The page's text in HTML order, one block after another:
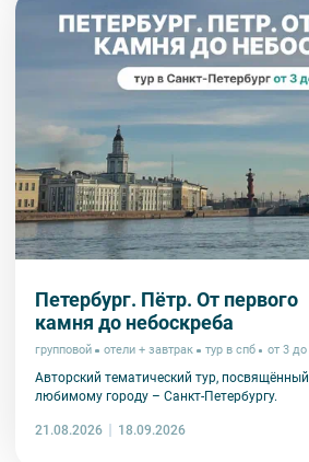
Петербург. Пётр. От первого
камня до небоскреба
групповой отели + завтрак тур в спб от 3
Авторский тематический тур,
любимому городу – Санкт-Петербургу.
21.08.2026 18.09.2026